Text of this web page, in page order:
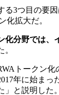
る3つ目の要
化拡大だ。
化分野では
。
トークン
年に始まっ
」と説明した。